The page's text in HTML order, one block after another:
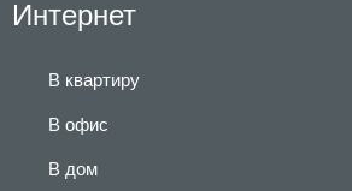
Интернет
В квартиру
В офис
В дом